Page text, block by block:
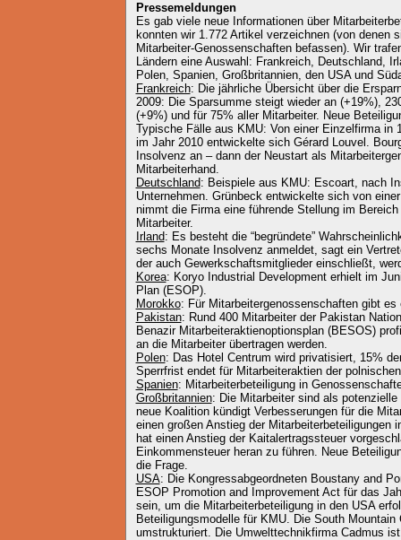
Pressemeldungen
Es gab viele neue Informationen über
konnten wir 1.772 Artikel verzeichnen (von denen
Mitarbeiter-Genossenschaften befassen). Wir
Ländern eine Auswahl: Frankreich, Deutschland,
Polen, Spanien, Großbritannien, den USA und
Frankreich: Die jährliche Übersicht über die
2009: Die Sparsumme steigt wieder an (+19%),
(+9%) und für 75% aller Mitarbeiter. Neue
Typische Fälle aus KMU: Von einer Einzelfirma in
im Jahr 2010 entwickelte sich Gérard Louvel.
Insolvenz an – dann der Neustart als
Mitarbeiterhand.
Deutschland: Beispiele aus KMU: Escoart, nach
Unternehmen. Grünbeck entwickelte sich von
nimmt die Firma eine führende Stellung im
Mitarbeiter.
Irland: Es besteht die “begründete”
sechs Monate Insolvenz anmeldet, sagt ein
der auch Gewerkschaftsmitglieder einschließt,
Korea: Koryo Industrial Development erhielt im
Plan (ESOP).
Morokko: Für Mitarbeitergenossenschaften gibt es
Pakistan: Rund 400 Mitarbeiter der Pakistan
Benazir Mitarbeiteraktienoptionsplan (BESOS)
an die Mitarbeiter übertragen werden.
Polen: Das Hotel Centrum wird privatisiert, 15%
Sperrfrist endet für Mitarbeiteraktien der
Spanien: Mitarbeiterbeteiligung in
Großbritannien: Die Mitarbeiter sind als
neue Koalition kündigt Verbesserungen für die
einen großen Anstieg der Mitarbeiterbeteiligungen
hat einen Anstieg der Kaitalertragssteuer
Einkommensteuer heran zu führen. Neue
die Frage.
USA: Die Kongressabgeordneten Boustany and
ESOP Promotion and Improvement Act für das
sein, um die Mitarbeiterbeteiligung in den USA
Beteiligungsmodelle für KMU. Die South
umstrukturiert. Die Umwelttechnikfirma Cadmus